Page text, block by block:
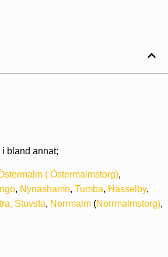
bland annat;
( Östermalmstorg),
, Nynäshamn, Tumba, Hässelby,
Stuvsta, Norrmalm (Norrmalmstorg),